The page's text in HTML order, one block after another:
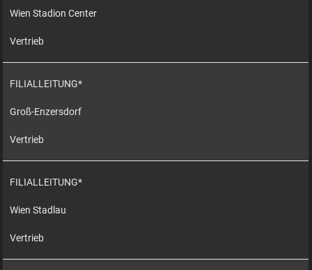
Wien Stadion Center
Vertrieb
FILIALLEITUNG*
Groß-Enzersdorf
Vertrieb
FILIALLEITUNG*
Wien Stadlau
Vertrieb